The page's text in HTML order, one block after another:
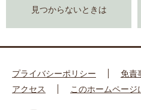
見つからないときは
プライバシーポリシー
免責
アクセス
このホームページ